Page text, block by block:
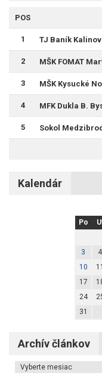
POS
1 TJ Baník
2 MŠK FOMAT
3 MŠK Kysucké
4 MFK Dukla B.
5 Sokol Medzibrod
Kalendár
Po
3
4
10
11
17
24
31
Archív článkov
Archív článkov